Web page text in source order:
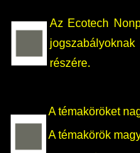
EHÖK
HASIT
Az Ecotech
részére.
A témaköröket
A témakörök